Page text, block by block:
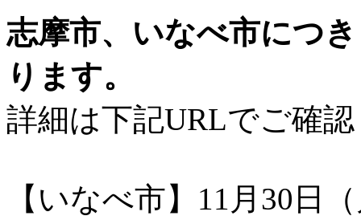
志摩市、いなべ市につ
ります。
詳細は下記URLでご確
【いなべ市】11月30日